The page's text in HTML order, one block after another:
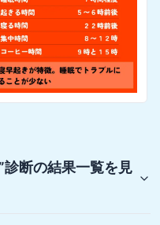
診断の結果一覧を見